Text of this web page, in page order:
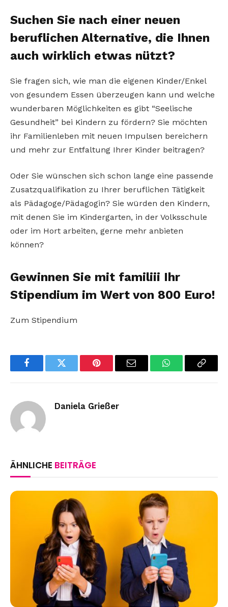
Suchen Sie nach einer neuen
beruflichen Alternative, die Ihnen
auch wirklich etwas nützt?
Sie fragen sich, wie man die eigenen Kinder/Enkel
von gesundem Essen überzeugen kann und welche
wunderbaren Möglichkeiten es gibt “Seelische
Gesundheit” bei Kindern zu fördern? Sie möchten
ihr Familienleben mit neuen Impulsen bereichern
und mehr zur Entfaltung Ihrer Kinder beitragen?
Oder Sie wünschen sich schon lange eine passende
Zusatzqualifikation zu Ihrer beruflichen Tätigkeit
als Pädagoge/Pädagogin? Sie würden den Kindern,
mit denen Sie im Kindergarten, in der Volksschule
oder im Hort arbeiten, gerne mehr anbieten
können?
Gewinnen Sie mit familiii Ihr
Stipendium im Wert von 800 Euro!
Zum Stipendium
FacebookTwitter Pinterest Email WhatsAppCopy
Daniela Grießer
ÄHNLICHE BEITRÄGE